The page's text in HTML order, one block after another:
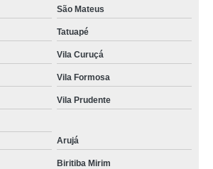
São Mateus
Tatuapé
Vila Curuçá
Vila Formosa
Vila Prudente
Arujá
Biritiba Mirim